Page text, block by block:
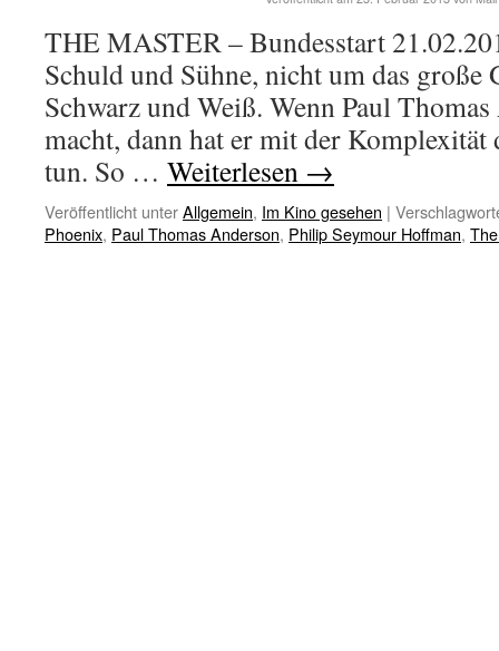
THE MASTER – Bundesstart
Schuld und Sühne, nicht um das große
Schwarz und Weiß. Wenn Paul
macht, dann hat er mit der
tun. So … Weiterlesen →
Veröffentlicht unterAllgemein, Im Kino gesehen |
Phoenix, Paul Thomas Anderson, Philip Seymour Hoffman,